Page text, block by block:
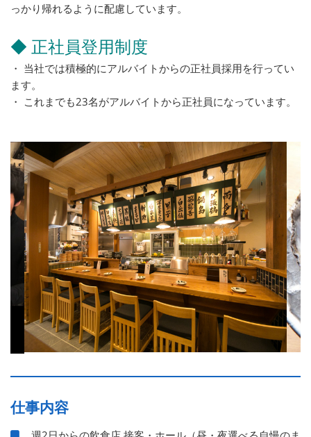
っかり帰れるように配慮しています。
◆ 正社員登用制度
・ 当社では積極的にアルバイトからの正社員採用を行ってい
ます。
・ これまでも23名がアルバイトから正社員になっています。
仕事内容